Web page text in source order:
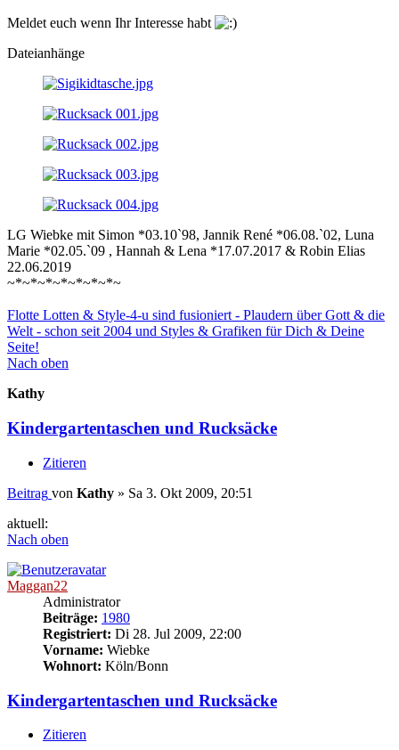
Meldet euch wenn Ihr Interesse habt
Dateianhänge
LG Wiebke mit Simon *03.10`98, Jannik René *06.08.`02, Luna
Marie *02.05.`09 , Hannah & Lena *17.07.2017 & Robin Elias
22.06.2019
~*~*~*~*~*~*~*~
Flotte Lotten & Style-4-u sind fusioniert - Plaudern über Gott & die
Welt - schon seit 2004 und Styles & Grafiken für Dich & Deine
Seite!
Nach oben
Kathy
Kindergartentaschen und Rucksäcke
Zitieren
Beitrag von Kathy » Sa 3. Okt 2009, 20:51
aktuell:
Nach oben
Maggan22
Administrator
Beiträge: 1980
Registriert: Di 28. Jul 2009, 22:00
Vorname: Wiebke
Wohnort: Köln/Bonn
Kindergartentaschen und Rucksäcke
Zitieren